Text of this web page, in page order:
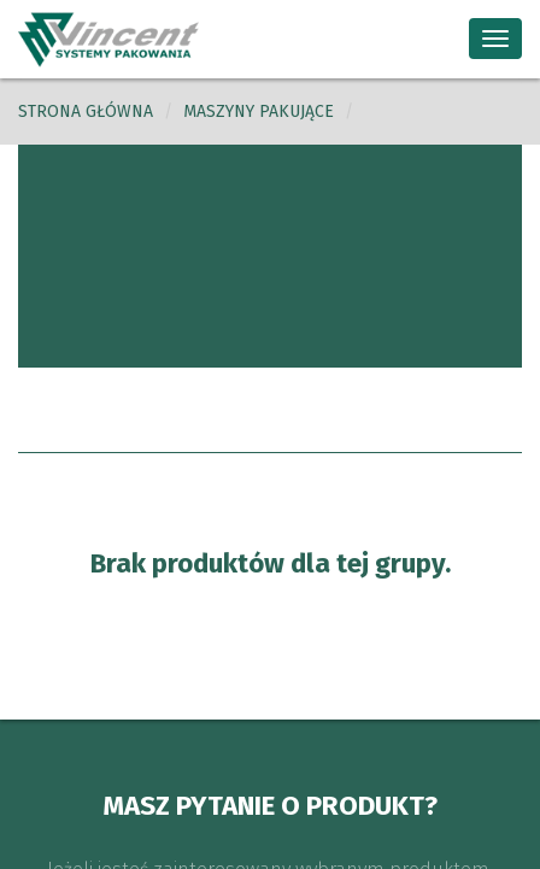
STRONA GŁÓWNA MASZYNY PAKUJĄCE
Brak produktów dla tej grupy.
MASZ PYTANIE O PRODUKT?